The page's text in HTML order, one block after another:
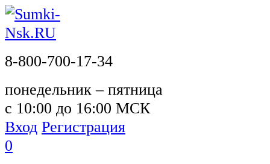
8-800-700-17-34
понедельник – пятница
с 10:00 до 16:00 МСК
Вход Регистрация
0